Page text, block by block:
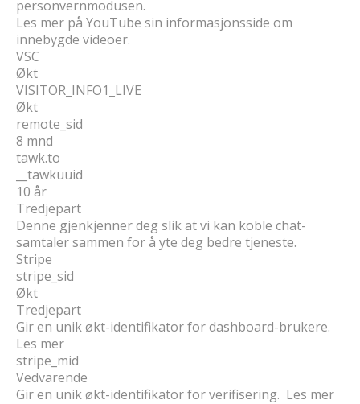
personvernmodusen.
Les mer på YouTube sin informasjonsside om
innebygde videoer.
VSC
Økt
VISITOR_INFO1_LIVE
Økt
remote_sid
8 mnd
tawk.to
__tawkuuid
10 år
Tredjepart
Denne gjenkjenner deg slik at vi kan koble chat-
samtaler sammen for å yte deg bedre tjeneste.
Stripe
stripe_sid
Økt
Tredjepart
Gir en unik økt-identifikator for dashboard-brukere.
Les mer
stripe_mid
Vedvarende
Gir en unik økt-identifikator for verifisering. Les mer